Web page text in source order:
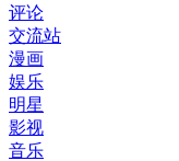
评论
交流站
漫画
娱乐
明星
影视
音乐